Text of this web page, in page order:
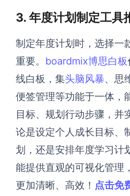
3. 年度计划制定工具
制定年度计划时，选择一
重要。 boardmix博思白板
线白板，集头脑风暴、思
便签管理等功能于一体，
目标、规划行动步骤，并
论是设定个人成长目标、
划，还是安排年度学习计
能提供直观的可视化管理
更加清晰、高效！ 点击免